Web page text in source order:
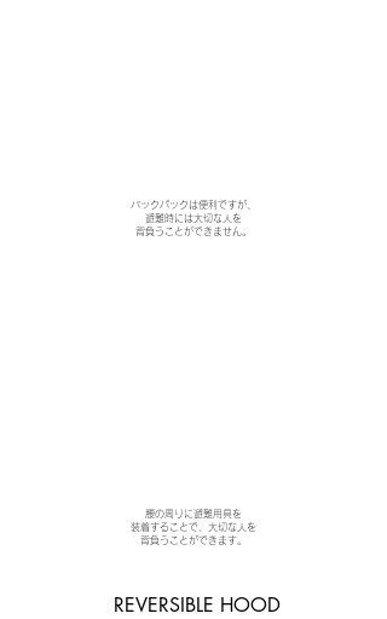
バックパックは便利ですが、
避難時には大切な人を
​背負うことができません。
腰の周りに避難用具を
装着することで、大切な人を
​背負うことができます。
REVERSIBLE HOOD